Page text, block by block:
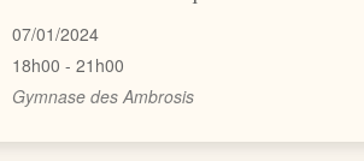
07/01/2024
18h00 - 21h00
Gymnase des Ambrosis